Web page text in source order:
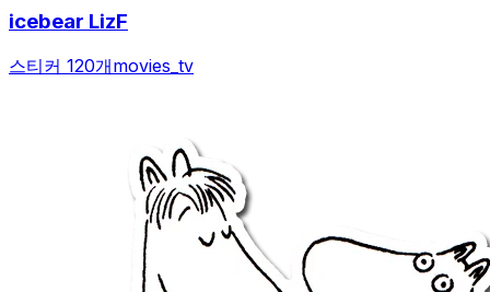
icebear LizF
스티커 120개movies_tv